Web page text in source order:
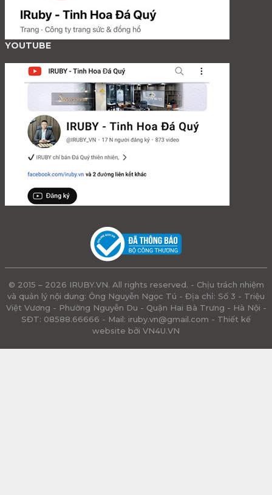
YOUTUBE
© 2015 – 2026 IRUBY.VN. All rights reserved. - Chịu trách nhiệm
và quản lý nội dung: Ông Nguyễn Ngọc Tú - Địa chỉ: Số 3 - Triệu
Việt Vương - Phường Nguyễn Du - Quận Hai Bà Trưng - Hà Nội -
SĐT: 08588.66666 - Mail: iruby.vn@gmail.com - Thiết kế
website bởi VN4U.VN